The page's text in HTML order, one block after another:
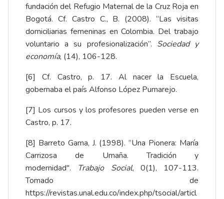
fundación del Refugio Maternal de la Cruz Roja en
Bogotá. Cf. Castro C., B. (2008). “Las visitas
domiciliarias femeninas en Colombia. Del trabajo
voluntario a su profesionalización”. Sociedad y
economía, (14), 106-128.
[6] Cf. Castro, p. 17. Al nacer la Escuela,
gobernaba el país Alfonso López Pumarejo.
[7] Los cursos y los profesores pueden verse en
Castro, p. 17.
[8] Barreto Gama, J. (1998). “Una Pionera: María
Carrizosa de Umaña. Tradición y
modernidad". Trabajo Social, 0(1), 107-113.
Tomado de
https://revistas.unal.edu.co/index.php/tsocial/articl